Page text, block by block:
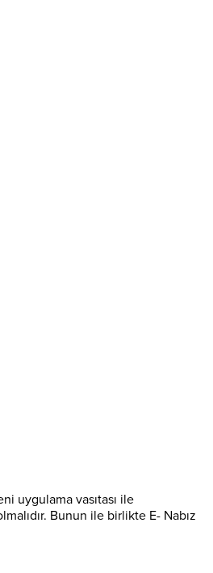
uygulama vasıtası ile
Bunun ile birlikte E- Nabız